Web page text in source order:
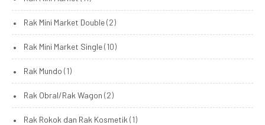
Rak Mini Market Double(2)
Rak Mini Market Single(10)
Rak Mundo (1)
Rak Obral/Rak Wagon (2)
Rak Rokok dan Rak Kosmetik (1)